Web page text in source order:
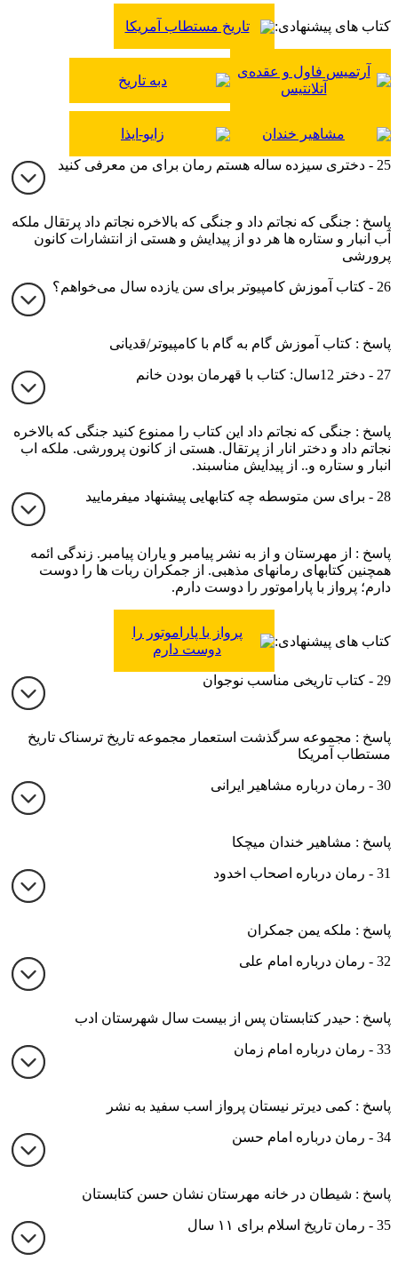
کتاب های پیشنهادی: تاریخ مستطاب آمریکا
آرتمیس فاول و عقده‌ی
آتلانتیس
دبه تاریخ
مشاهیر خندان زایو-ایذا
25 - دختری سیزده ساله هستم رمان برای من معرفی کنید
پاسخ : جنگی که نجاتم داد و جنگی که بالاخره نجاتم داد پرتقال ملکه
آب انبار و ستاره ها هر دو از پیدایش و هستی از انتشارات کانون
پرورشی
26 - کتاب آموزش کامپیوتر برای سن یازده سال می‌خواهم؟
پاسخ : کتاب آموزش گام به گام با کامپیوتر/قدیانی
27 - دختر 12سال: کتاب با قهرمان بودن خانم
پاسخ : جنگی که نجاتم داد این کتاب را ممنوع کنید جنگی که بالاخره
نجاتم داد و دختر انار از پرتقال. هستی از کانون پرورشی. ملکه اب
انبار و ستاره و.. از پیدایش مناسبند.
28 - برای سن متوسطه چه کتابهایی پیشنهاد میفرمایید
پاسخ : از مهرستان و از به نشر پیامبر و یاران پیامبر. زندگی ائمه
همچنین کتابهای رمانهای مذهبی. از جمکران ربات ها را دوست
دارم؛ پرواز با پاراموتور را دوست دارم.
کتاب های پیشنهادی:
پرواز با پاراموتور را
دوست دارم
29 - کتاب تاریخی مناسب نوجوان
پاسخ : مجموعه سرگذشت استعمار مجموعه تاریخ ترسناک تاریخ
مستطاب آمریکا
30 - رمان درباره مشاهیر ایرانی
پاسخ : مشاهیر خندان میچکا
31 - رمان درباره اصحاب اخدود
پاسخ : ملکه یمن جمکران
32 - رمان درباره امام علی
پاسخ : حیدر کتابستان پس از بیست سال شهرستان ادب
33 - رمان درباره امام زمان
پاسخ : کمی دیرتر نیستان پرواز اسب سفید به نشر
34 - رمان درباره امام حسن
پاسخ : شیطان در خانه مهرستان نشان حسن کتابستان
35 - رمان تاریخ اسلام برای ۱۱ سال